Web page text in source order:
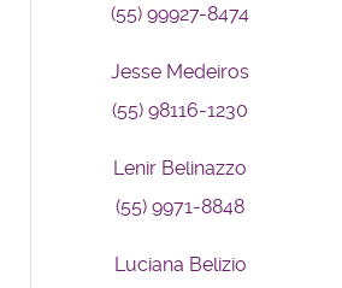
(55) 99927-8474
Jesse Medeiros
(55) 98116-1230
Lenir Belinazzo
(55) 9971-8848
Luciana Belizio